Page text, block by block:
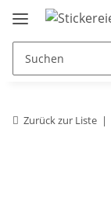
Zurück zur Liste